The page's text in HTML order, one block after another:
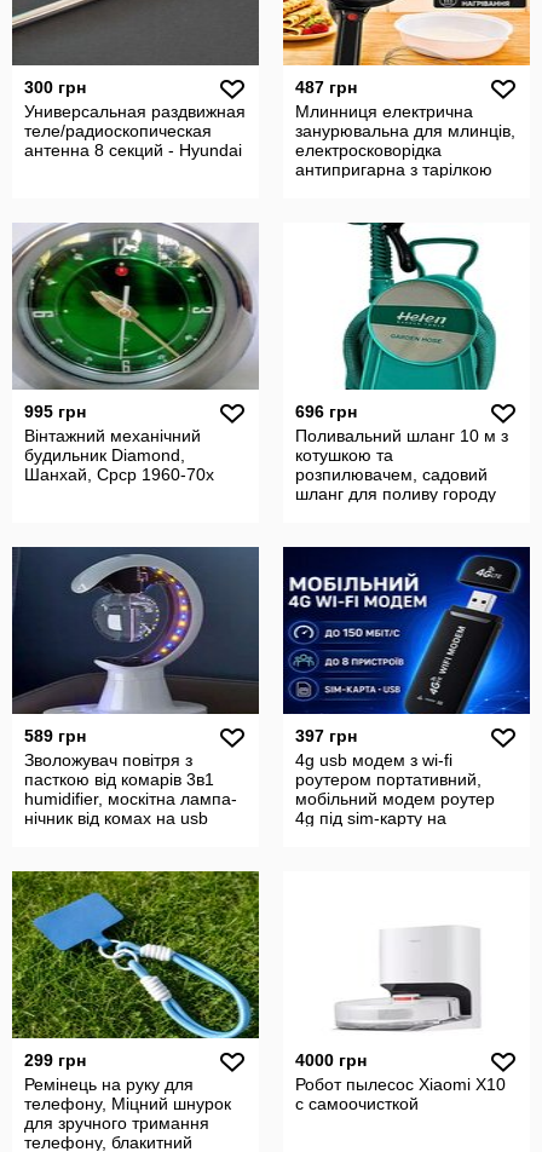
300 грн
Универсальная раздвижная
теле/радиоскопическая
антенна 8 секций - Hyundai
487 грн
Млинниця електрична
занурювальна для млинців,
електросковорідка
антипригарна з тарілкою
995 грн
Вінтажний механічний
будильник Diamond,
Шанхай, Срср 1960-70х
696 грн
Поливальний шланг 10 м з
котушкою та
розпилювачем, садовий
шланг для поливу городу
589 грн
Зволожувач повітря з
пасткою від комарів 3в1
humidifier, москітна лампа-
нічник від комах на usb
397 грн
4g usb модем з wi-fi
роутером портативний,
мобільний модем роутер
4g під sim-карту на
299 грн
Ремінець на руку для
телефону, Міцний шнурок
для зручного тримання
телефону, блакитний
4000 грн
Робот пылесос Xiaomi X10
с самоочисткой